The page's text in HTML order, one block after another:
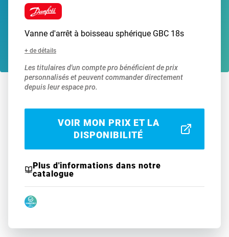
Vanne d'arrêt à boisseau sphérique GBC 18s
+ de détails
Les titulaires d'un compte pro bénéficient de prix
personnalisés et peuvent commander directement
depuis leur espace pro.
VOIR MON PRIX ET LA
DISPONIBILITÉ
Plus d'informations dans notre
catalogue